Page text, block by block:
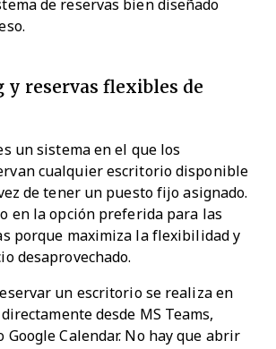
de reservas bien diseñado
y reservas flexibles de
un sistema en el que los
cualquier escritorio disponible
de tener un puesto fijo asignado.
en la opción preferida para las
porque maximiza la flexibilidad y
desaprovechado.
un escritorio se realiza en
desde MS Teams,
Google Calendar. No hay que abrir